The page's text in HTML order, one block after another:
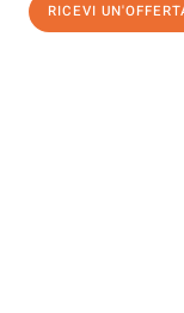
RICEVI